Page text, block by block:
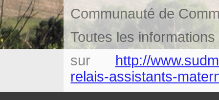
Communauté de
Toutes les
sur http://
relais-assistants-